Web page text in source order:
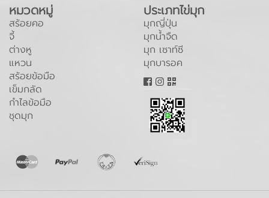
หมวดหมู่
สร้อยคอ
จี้
ต่างหู
แหวน
สร้อยข้อมือ
เข็มกลัด
กำไลข้อมือ
ชุดมุก
ประเภทไข่มุก
มุกญี่ปุ่น
มุกน้ำจืด
มุก เซาท์ซี
มุกบารอค